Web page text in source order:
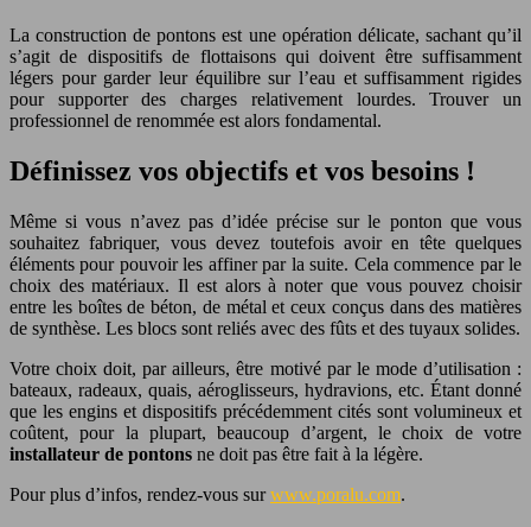
La construction de pontons est une opération délicate, sachant qu’il
s’agit de dispositifs de flottaisons qui doivent être suffisamment
légers pour garder leur équilibre sur l’eau et suffisamment rigides
pour supporter des charges relativement lourdes. Trouver un
professionnel de renommée est alors fondamental.
Définissez vos objectifs et vos besoins !
Même si vous n’avez pas d’idée précise sur le ponton que vous
souhaitez fabriquer, vous devez toutefois avoir en tête quelques
éléments pour pouvoir les affiner par la suite. Cela commence par le
choix des matériaux. Il est alors à noter que vous pouvez choisir
entre les boîtes de béton, de métal et ceux conçus dans des matières
de synthèse. Les blocs sont reliés avec des fûts et des tuyaux solides.
Votre choix doit, par ailleurs, être motivé par le mode d’utilisation :
bateaux, radeaux, quais, aéroglisseurs, hydravions, etc. Étant donné
que les engins et dispositifs précédemment cités sont volumineux et
coûtent, pour la plupart, beaucoup d’argent, le choix de votre
installateur de pontons ne doit pas être fait à la légère.
Pour plus d’infos, rendez-vous surwww.poralu.com.